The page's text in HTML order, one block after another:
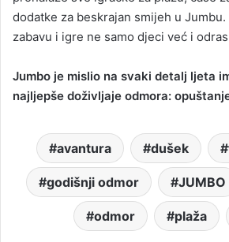
dodatke za beskrajan smijeh u
zabavu i igre ne samo djeci već i
Jumbo je mislio na svaki detalj ljeta
najljepše doživljaje odmora:
avantura dušek
godišnji odmor JUMBO
odmor plaža